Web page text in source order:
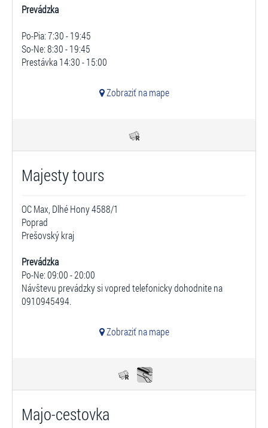
Prevádzka
Po-Pia: 7:30 - 19:45
So-Ne: 8:30 - 19:45
Prestávka 14:30 - 15:00
Zobraziť na mape
Majesty tours
OC Max, Dlhé Hony 4588/1
Poprad
Prešovský kraj
Prevádzka
Po-Ne: 09:00 - 20:00
Návštevu prevádzky si vopred telefonicky dohodnite na
0910945494.
Zobraziť na mape
Majo-cestovka